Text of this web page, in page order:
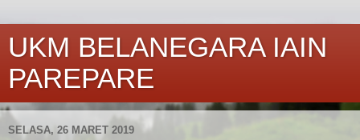
UKM BELANEGARA IAIN
PAREPARE
SELASA, 26 MARET 2019